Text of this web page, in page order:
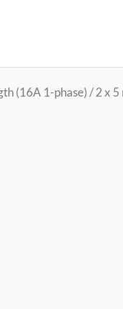
(16A 1-phase) / 2 x 5